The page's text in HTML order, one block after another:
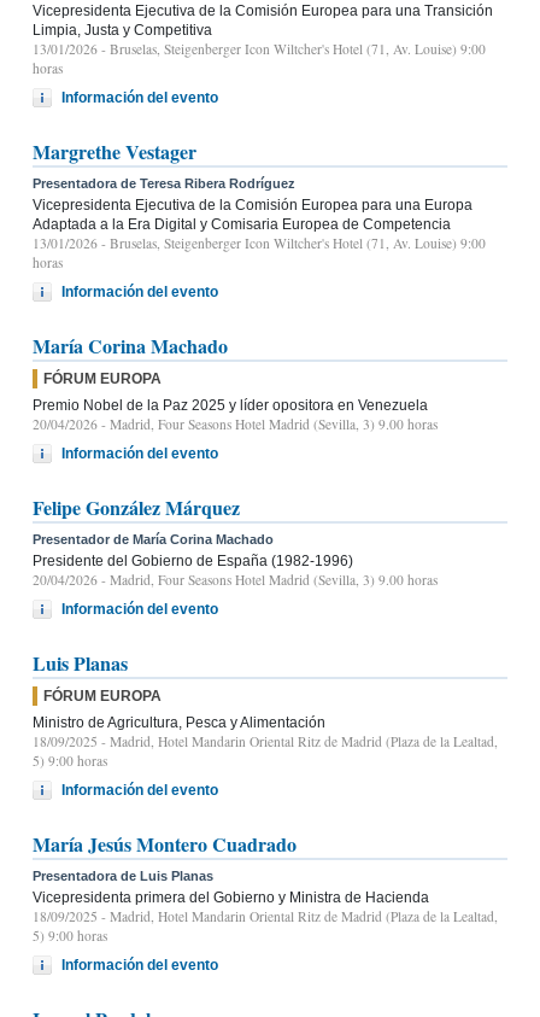
Vicepresidenta Ejecutiva de la Comisión Europea para una Transición
Limpia, Justa y Competitiva
13/01/2026 - Bruselas, Steigenberger Icon Wiltcher's Hotel (71, Av. Louise) 9:00
horas
Información del evento
Margrethe Vestager
Presentadora de Teresa Ribera Rodríguez
Vicepresidenta Ejecutiva de la Comisión Europea para una Europa
Adaptada a la Era Digital y Comisaria Europea de Competencia
13/01/2026 - Bruselas, Steigenberger Icon Wiltcher's Hotel (71, Av. Louise) 9:00
horas
Información del evento
María Corina Machado
FÓRUM EUROPA
Premio Nobel de la Paz 2025 y líder opositora en Venezuela
20/04/2026 - Madrid, Four Seasons Hotel Madrid (Sevilla, 3) 9.00 horas
Información del evento
Felipe González Márquez
Presentador de María Corina Machado
Presidente del Gobierno de España (1982-1996)
20/04/2026 - Madrid, Four Seasons Hotel Madrid (Sevilla, 3) 9.00 horas
Información del evento
Luis Planas
FÓRUM EUROPA
Ministro de Agricultura, Pesca y Alimentación
18/09/2025 - Madrid, Hotel Mandarin Oriental Ritz de Madrid (Plaza de la Lealtad,
5) 9:00 horas
Información del evento
María Jesús Montero Cuadrado
Presentadora de Luis Planas
Vicepresidenta primera del Gobierno y Ministra de Hacienda
18/09/2025 - Madrid, Hotel Mandarin Oriental Ritz de Madrid (Plaza de la Lealtad,
5) 9:00 horas
Información del evento